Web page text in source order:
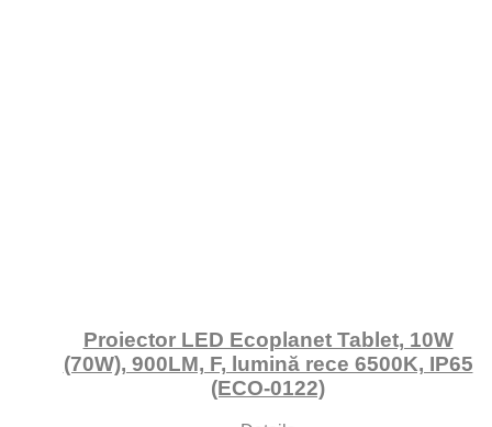
Proiector LED Ecoplanet Tablet, 10W
(70W), 900LM, F, lumină rece 6500K, IP65
(ECO-0122)